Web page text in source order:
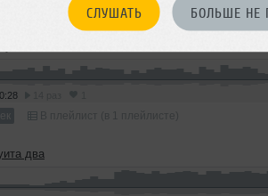
СЛУШАТЬ БОЛЬШЕ НЕ
0:28
В плейлист (в 1 плейлисте)
два